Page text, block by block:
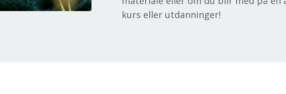
kurs eller utdanninger!